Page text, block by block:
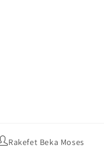
Rakefet Beka Moses